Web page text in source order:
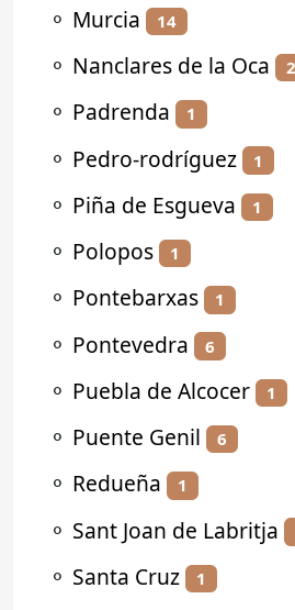
⚬ Murcia 14
⚬ Nanclares de la Oca 2
⚬ Padrenda 1
⚬ Pedro-rodríguez 1
⚬ Piña de Esgueva 1
⚬ Polopos 1
⚬ Pontebarxas 1
⚬ Pontevedra 6
⚬ Puebla de Alcocer 1
⚬ Puente Genil 6
⚬ Redueña 1
⚬ Sant Joan de Labritja
⚬ Santa Cruz 1